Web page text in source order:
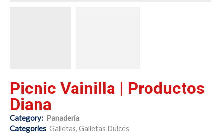
Picnic Vainilla | Productos
Diana
Category: Panadería
Categories Galletas, Galletas Dulces